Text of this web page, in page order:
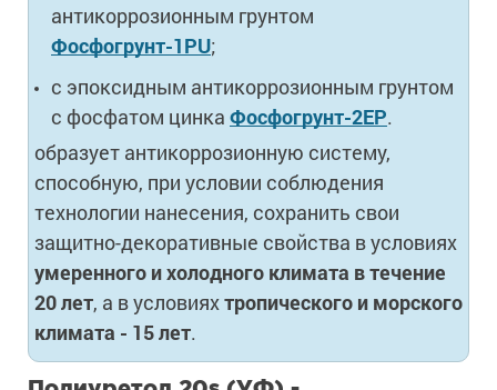
антикоррозионным грунтом
Фосфогрунт-1PU;
c эпоксидным антикоррозионным грунтом
с фосфатом цинка Фосфогрунт-2EP.
образует антикоррозионную систему,
способную, при условии соблюдения
технологии нанесения, сохранить свои
защитно-декоративные свойства в условиях
умеренного и холодного климата в течение
20 лет, а в условияхтропического и морского
климата - 15 лет.